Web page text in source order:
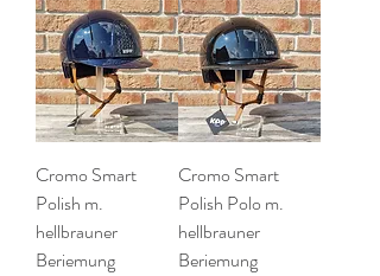
Cromo Smart
Polish m.
hellbrauner
Beriemung
Cromo Smart
Polish Polo m.
hellbrauner
Beriemung